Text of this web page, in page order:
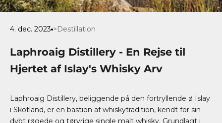
4. dec. 2023 >Destillation
Laphroaig Distillery - En Rejse til
Hjertet af Islay's Whisky Arv
Laphroaig Distillery, beliggende på den fortryllende ø Islay
i Skotland, er en bastion af whiskytradition, kendt for sin
dybt røgede og tørvrige single malt whisky. Grundlagt i